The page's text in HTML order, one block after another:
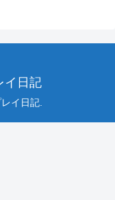
イ日記
イ日記.